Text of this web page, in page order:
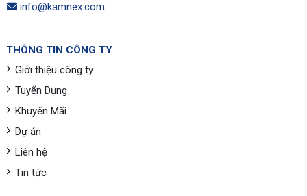
info@kamnex.com
THÔNG TIN CÔNG TY
Giới thiệu công ty
Tuyển Dụng
Khuyến Mãi
Dự án
Liên hệ
Tin tức